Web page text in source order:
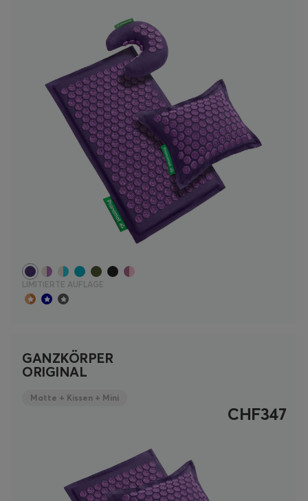
LIMITIERTE AUFLAGE
GANZKÖRPER
ORIGINAL
Matte + Kissen + Mini
CHF347